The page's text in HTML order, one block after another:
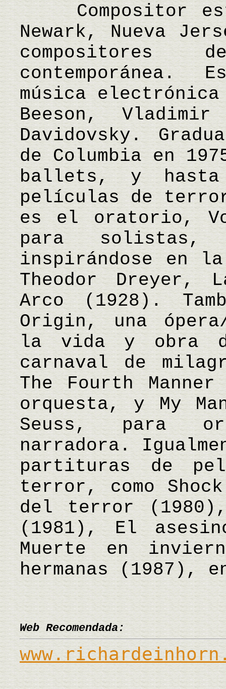
Compositor
Newark, Nueva
compositores
contemporánea.
música electrónica
Beeson,
Davidovsky.
de Columbia en
ballets, y hasta
películas de
es el oratorio,
para solistas,
inspirándose en
Theodor Dreyer,
Arco (1928).
Origin, una
la vida y obra
carnaval de
The Fourth
orquesta, y My
Seuss, para
narradora.
partituras de
terror, como
del terror
(1981), El
Muerte en
hermanas
Web Recomendada: